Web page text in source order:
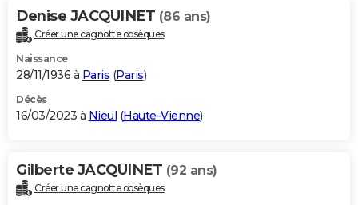
Denise JACQUINET (86 ans)
Créer une cagnotte obsèques
Naissance
28/11/1936 à Paris (Paris)
Décès
16/03/2023 à Nieul (Haute-Vienne)
Gilberte JACQUINET (92 ans)
Créer une cagnotte obsèques